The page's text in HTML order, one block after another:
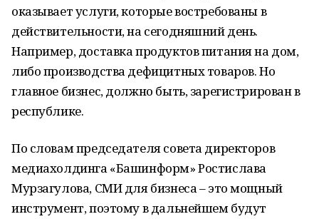
оказывает услуги, которые востребованы в
действительности, на сегодняшний день.
Например, доставка продуктов питания на дом,
либо производства дефицитных товаров. Но
главное бизнес, должно быть, зарегистрирован в
республике.
По словам председателя совета директоров
медиахолдинга «Башинформ» Ростислава
Мурзагулова, СМИ для бизнеса – это мощный
инструмент, поэтому в дальнейшем будут